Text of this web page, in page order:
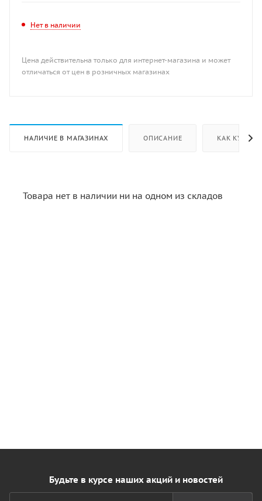
Нет в наличии
Цена действительна только для интернет-магазина и может
отличаться от цен в розничных магазинах
НАЛИЧИЕ В МАГАЗИНАХ ОПИСАНИЕ КАК КУПИТЬ
Товара нет в наличии ни на одном из складов
Будьте в курсе наших акций и новостей